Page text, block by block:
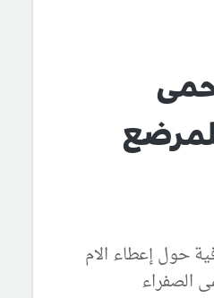
حول إعطاء الام
الصفراء